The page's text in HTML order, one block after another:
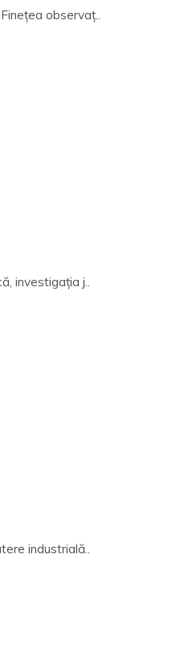
observaţ..
investigația j..
industrială..